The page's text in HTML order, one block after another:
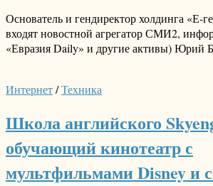
Основатель и гендиректор холдинга «Е-
входят новостной агрегатор СМИ2,
«Евразия Daily» и другие активы) Юрий
Интернет/Техника
Школа английского
обучающий кинотеатр с
мультфильмами Disney и